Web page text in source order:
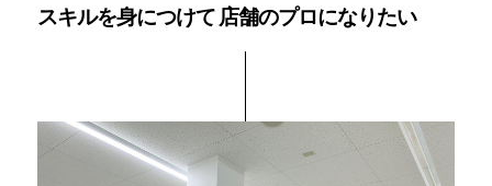
スキルを身につけて 店舗のプロになりたい